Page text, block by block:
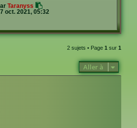
g
Taranyss
oct. 2021, 05:32
2 sujets • Page 1 sur 1
Aller à